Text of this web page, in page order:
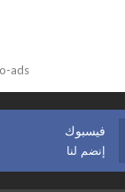
فيسبوك
إنضم لنا